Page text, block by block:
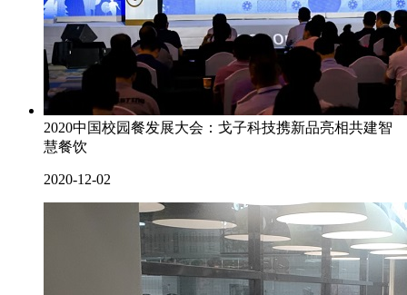
2020中国校园餐发展大会：戈子科技携新品亮相共建智
慧餐饮
2020-12-02